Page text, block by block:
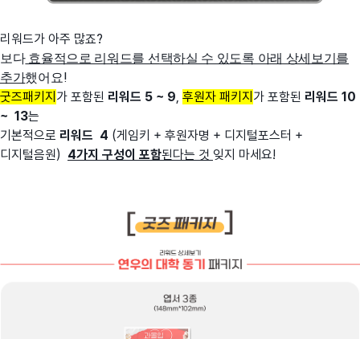
리워드가 아주 많죠?
보다효율적으로 리워드를 선택하실 수 있도록 아래 상세보기를
추가했어요!
굿즈패키지 가 포함된 리워드 5 ~ 9, 후원자 패키지 가 포함된 리워드 10
~ 13는
기본적으로 리워드 4 (게임키 + 후원자명 + 디지털포스터 +
디지털음원) 4가지 구성이 포함된다는 것 잊지 마세요!